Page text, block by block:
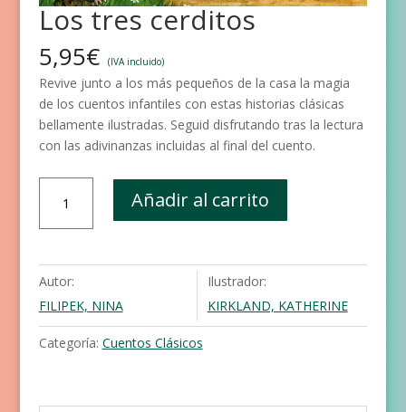
Los tres cerditos
5,95€ (IVA incluido)
Revive junto a los más pequeños de la casa la magia
de los cuentos infantiles con estas historias clásicas
bellamente ilustradas. Seguid disfrutando tras la lectura
con las adivinanzas incluidas al final del cuento.
cerditos
Añadir al carrito
Autor:
FILIPEK, NINA
Ilustrador:
KIRKLAND, KATHERINE
Categoría: Cuentos Clásicos